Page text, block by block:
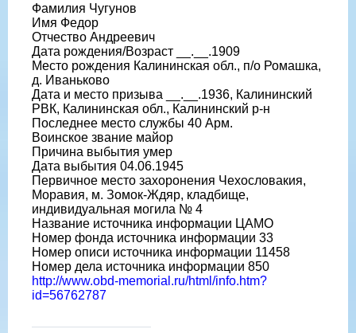
Фамилия Чугунов
Имя Федор
Отчество Андреевич
Дата рождения/Возраст __.__.1909
Место рождения Калининская обл., п/о Ромашка,
д. Иваньково
Дата и место призыва __.__.1936, Калининский
РВК, Калининская обл., Калининский р-н
Последнее место службы 40 Арм.
Воинское звание майор
Причина выбытия умер
Дата выбытия 04.06.1945
Первичное место захоронения Чехословакия,
Моравия, м. Зомок-Ждяр, кладбище,
индивидуальная могила № 4
Название источника информации ЦАМО
Номер фонда источника информации 33
Номер описи источника информации 11458
Номер дела источника информации 850
http://www.obd-memorial.ru/html/info.htm?
id=56762787